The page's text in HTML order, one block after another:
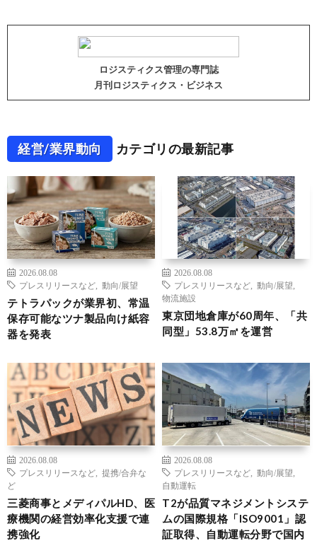
ロジスティクス管理の専門誌
月刊ロジスティクス・ビジネス
経営/業界動向 カテゴリの最新記事
2026.08.08
プレスリリースなど
動向/展望
テトラパックが業界初、常温
保存可能なツナ製品向け紙容
器を発表
2026.08.08
プレスリリースなど
動向/展望
物流施設
東京団地倉庫が60周年、「共
同型」53.8万㎡を運営
2026.08.08
プレスリリースなど
提携/合弁な
ど
三菱商事とメディパルHD、医
療機関の経営効率化支援で連
携強化
2026.08.08
プレスリリースなど
動向/展望
自動運転
T2が品質マネジメントシステ
ムの国際規格「ISO9001」認
証取得、自動運転分野で国内